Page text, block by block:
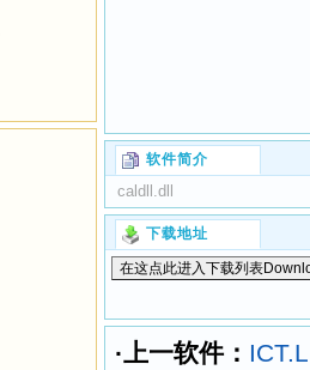
软件简介
caldll.dll
下载地址
·上一软件：